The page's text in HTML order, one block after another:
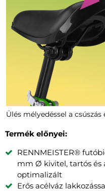
Ülés mélyedéssel a
Termék előnyei:
RENNMEISTER®
mm Ø kivitel, tartós és
optimalizált
Erős acélváz